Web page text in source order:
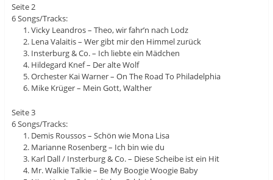
Seite 2
6 Songs/Tracks:
Vicky Leandros – Theo, wir fahr’n nach Lodz
Lena Valaitis – Wer gibt mir den Himmel zurück
Insterburg & Co. – Ich liebte ein Mädchen
Hildegard Knef – Der alte Wolf
Orchester Kai Warner – On The Road To Philadelphia
Mike Krüger – Mein Gott, Walther
Seite 3
6 Songs/Tracks:
Demis Roussos – Schön wie Mona Lisa
Marianne Rosenberg – Ich bin wie du
Karl Dall / Insterburg & Co. – Diese Scheibe ist ein Hit
Mr. Walkie Talkie – Be My Boogie Woogie Baby